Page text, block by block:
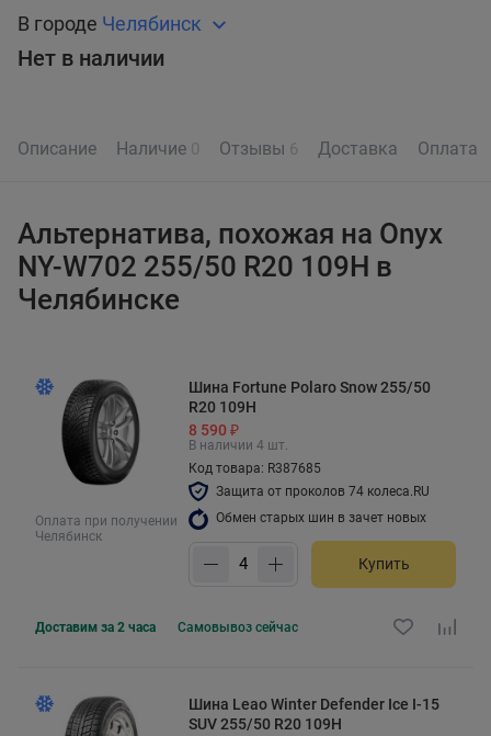
В городе Челябинск
Нет в наличии
Описание Наличие 0 Отзывы 6 Доставка Оплата
Альтернатива, похожая на Onyx
NY-W702 255/50 R20 109H в
Челябинске
Оплата при получении
Челябинск
Шина Fortune Polaro Snow 255/50
R20 109H
8 590 ₽
В наличии 4 шт.
Код товара: R387685
Защита от проколов 74 колеса.RU
Обмен старых шин в зачет новых
Купить
Доставим за 2 часа Самовывоз сейчас
Шина Leao Winter Defender Ice I-15
SUV 255/50 R20 109H